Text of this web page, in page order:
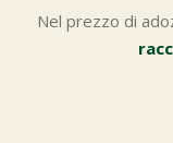
Nel prezzo di